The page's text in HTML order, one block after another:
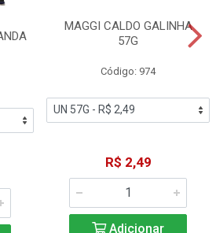
MAGGI CALDO GALINHA
57G
Código: 974
R$ 2,49
Adicionar